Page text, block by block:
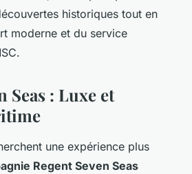
historiques tout en
moderne et du service
Seas : Luxe et
une expérience plus
Regent Seven Seas